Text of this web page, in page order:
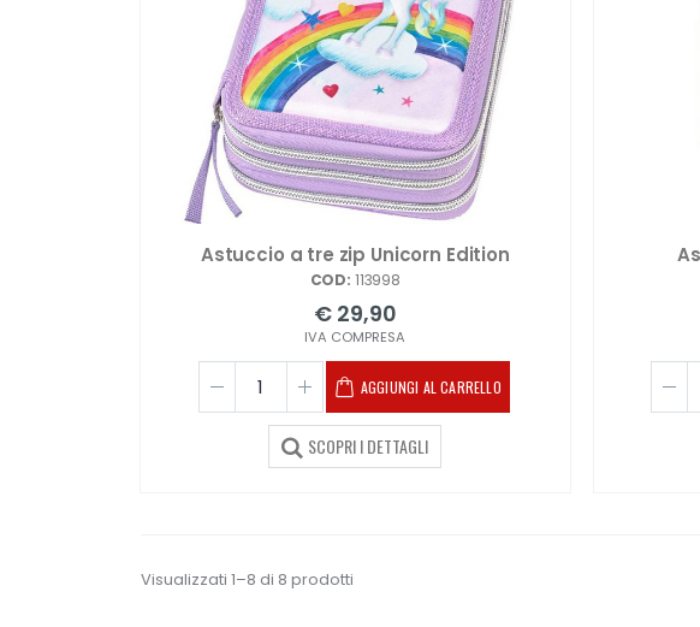
Astuccio a tre zip Unicorn Edition
COD: 113998
€ 29,90
IVA COMPRESA
AGGIUNGI AL CARRELLO
SCOPRI I DETTAGLI
Visualizzati 1–8 di 8 prodotti